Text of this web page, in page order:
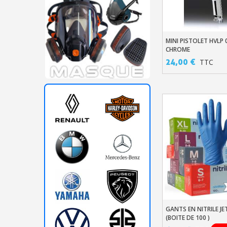
Ajouter Au
MINI PISTOLET HVLP
CHROME
24,00 € TTC
Ajouter Au
GANTS EN NITRILE
(BOITE DE 100 )